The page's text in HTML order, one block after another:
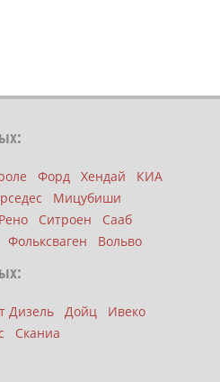
Форд Хендай
КИА
Мицубиши
Рено Ситроен
Сааб
Фольксваген Вольво
Дизель Дойц
Ивеко
Сканиа